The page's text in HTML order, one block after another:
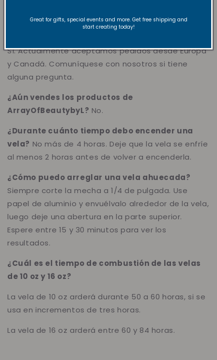
tienda.vibeandrevivecandles.com
Sí. Actualmente aceptamos pedidos desde Europa
y Canadá. Comuníquese con nosotros si tiene
alguna pregunta.
¿Aún vendes los productos de
ArrayOfBeautybyL? No.
¿Durante cuánto tiempo debo encender una
vela? No más de 4 horas. Deje que la vela se enfríe
al menos 2 horas antes de volver a encenderla.
¿Cómo puedo arreglar una vela ahuecada?
Siempre corte la mecha a 1/4 de pulgada. Use
papel de aluminio y envuélvalo alrededor de la vela,
luego deje una abertura en la parte superior.
Espere entre 15 y 30 minutos para ver los
resultados.
¿Cuál es el tiempo de combustión de las velas
de 10 oz y 16 oz?
La vela de 10 oz arderá durante 50 a 60 horas, si se
usa en incrementos de tres horas.
La vela de 16 oz arderá entre 60 y 84 horas.
Great for gifts, special events and more. Get free shipping and
start creating today!